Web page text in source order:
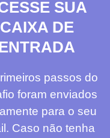
SUA
CAIXA DE
passos do
foram enviados
para o seu
Caso não tenha